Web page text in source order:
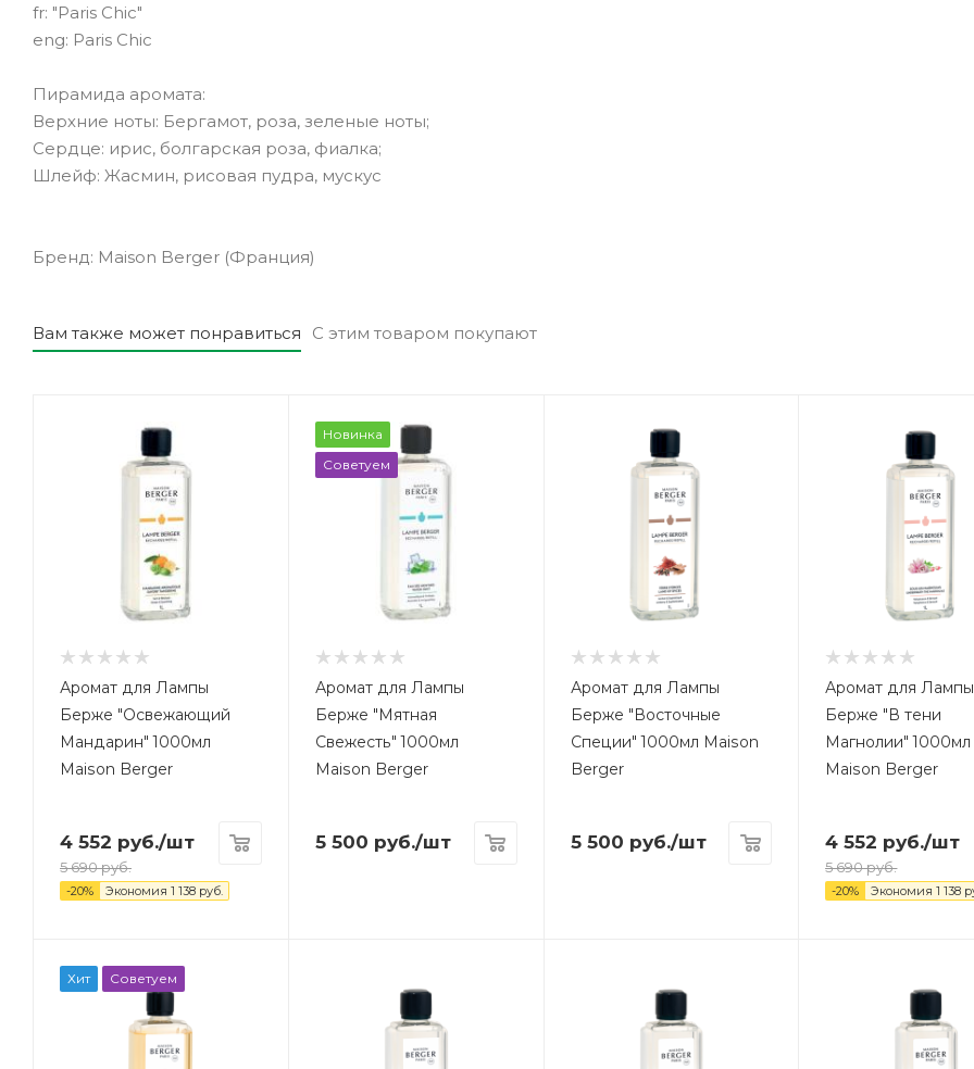
fr: "Paris Chic"
eng: Paris Chic
Пирамида аромата:
Верхние ноты: Бергамот, роза, зеленые ноты;
Сердце: ирис, болгарская роза, фиалка;
Шлейф: Жасмин, рисовая пудра, мускус
Бренд: Maison Berger (Франция)
Вам также может понравиться С этим товаром покупают
Аромат для Лампы
Берже "Освежающий
Мандарин" 1000мл
Maison Berger
4 552 руб./шт
5 690руб.
-20% Экономия 1 138 руб.
Новинка
Советуем
Аромат для Лампы
Берже "Мятная
Свежесть" 1000мл
Maison Berger
5 500 руб./шт
Аромат для Лампы
Берже "Восточные
Специи" 1000мл Maison
Berger
5 500 руб./шт
Аромат для Лампы
Берже "В тени
Магнолии" 1000мл
Maison Berger
4 552 руб./шт
5 690руб.
-20% Экономия 1 138
Хит Советуем